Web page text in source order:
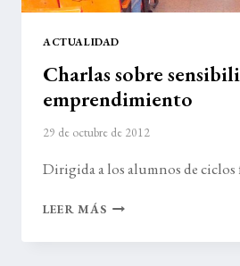
ACTUALIDAD
Charlas sobre
emprendimiento
29 de octubre de 2012
Dirigida a los alumnos de ciclos
LEER MÁSCHARLAS
SENSIBILIZACIÓN